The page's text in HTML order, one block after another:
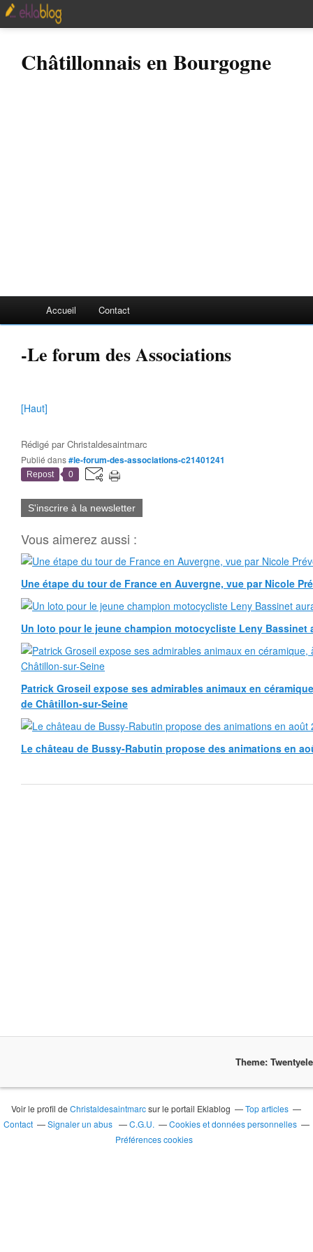
Châtillonnais en Bourgogne
Accueil Contact
-Le forum des Associations
[Haut]
Rédigé parChristaldesaintmarc
Publié dans#le-forum-des-associations-c21401241
Repost 0
S'inscrire à la newsletter
Vous aimerez aussi :
Une étape du tour de France en Auvergne, vue par Nicole
Un loto pour le jeune champion motocycliste Leny Bassinet
Patrick Groseil expose ses admirables animaux en
de Châtillon-sur-Seine
Le château de Bussy-Rabutin propose des animations en
Theme:
Voir le profil deChristaldesaintmarcsur le portail Eklablog
Top articles
Contact
Signaler un abus C.G.U.
Cookies et données personnelles
Préférences cookies